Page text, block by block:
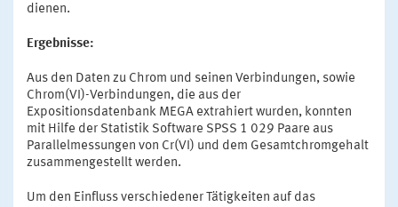
dienen.
Ergebnisse:
Aus den Daten zu Chrom und seinen Verbindungen, sowie
Chrom(VI)-Verbindungen, die aus der
Expositionsdatenbank MEGA extrahiert wurden, konnten
mit Hilfe der Statistik Software SPSS 1 029 Paare aus
Parallelmessungen von Cr(VI) und dem Gesamtchromgehalt
zusammengestellt werden.
Um den Einfluss verschiedener Tätigkeiten auf das